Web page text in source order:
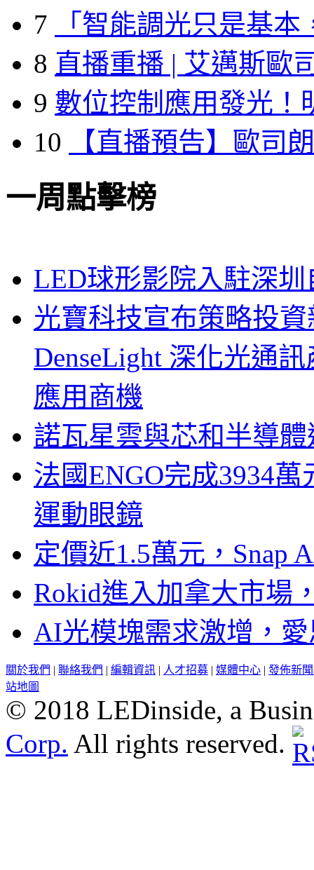
7
「智能調光只是基本
8 直播重播 | 艾邁斯歐
9 數位控制應用發光！
10
【直播預告】歐司
一周點擊榜
LED球形影院入駐深
光寶科技宣布策略投
DenseLight 深化光通
應用商機
諾瓦星雲與芯和半導
法國ENGO完成3934
運動眼鏡
定價近1.5萬元，Snap
Rokid進入加拿大市場
AI光模塊需求激增，
關於我們 | 聯絡我們 | 編輯資訊 | 人才招募 | 媒體中心 | 發佈新
站地圖
© 2018 LEDinside, a
Corp. All rights reserved.